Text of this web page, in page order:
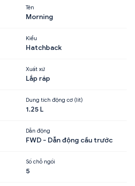
Tên
Morning
Kiểu
Hatchback
Xuất xứ
Lắp ráp
Dung tích động cơ (lít)
1.25 L
Dẫn động
FWD - Dẫn động cầu trước
Số chỗ ngồi
5